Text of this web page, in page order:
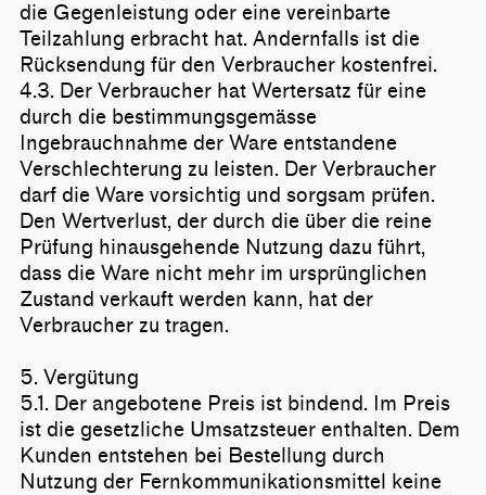
die Gegenleistung oder eine vereinbarte
Teilzahlung erbracht hat. Andernfalls ist die
Rücksendung für den Verbraucher kostenfrei.
4.3. Der Verbraucher hat Wertersatz für eine
durch die bestimmungsgemässe
Ingebrauchnahme der Ware entstandene
Verschlechterung zu leisten. Der Verbraucher
darf die Ware vorsichtig und sorgsam prüfen.
Den Wertverlust, der durch die über die reine
Prüfung hinausgehende Nutzung dazu führt,
dass die Ware nicht mehr im ursprünglichen
Zustand verkauft werden kann, hat der
Verbraucher zu tragen.
5. Vergütung
5.1. Der angebotene Preis ist bindend. Im Preis
ist die gesetzliche Umsatzsteuer enthalten. Dem
Kunden entstehen bei Bestellung durch
Nutzung der Fernkommunikationsmittel keine